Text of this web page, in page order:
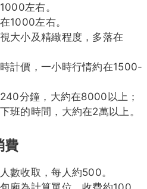
左右。
1000左右。
大小及精緻程度，多落在
計價，一小時行情約在1500-
分鐘，大約在8000以上；
班的時間，大約在2萬以上。
費
數收取，每人約500。